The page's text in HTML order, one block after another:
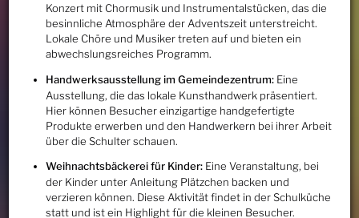
Konzert mit Chormusik und Instrumentalstücken, das die
besinnliche Atmosphäre der Adventszeit unterstreicht.
Lokale Chöre und Musiker treten auf und bieten ein
abwechslungsreiches Programm.
Handwerksausstellung im Gemeindezentrum:Eine
Ausstellung, die das lokale Kunsthandwerk präsentiert.
Hier können Besucher einzigartige handgefertigte
Produkte erwerben und den Handwerkern bei ihrer Arbeit
über die Schulter schauen.
Weihnachtsbäckerei für Kinder:Eine Veranstaltung, bei
der Kinder unter Anleitung Plätzchen backen und
verzieren können. Diese Aktivität findet in der Schulküche
statt und ist ein Highlight für die kleinen Besucher.